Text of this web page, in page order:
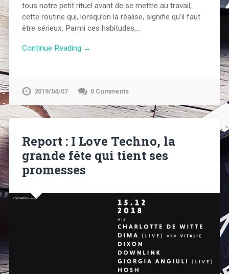
tous notre petit rituel avant de se mettre au travail,
cette routine qui, lorsqu’on la réalise, signifie qu’il faut
être sérieux. Parmi ces habitudes,…
Continue Reading →
2019/04/07 0 Comments
Report : I Love Techno, la
grande fête qui tient ses
promesses